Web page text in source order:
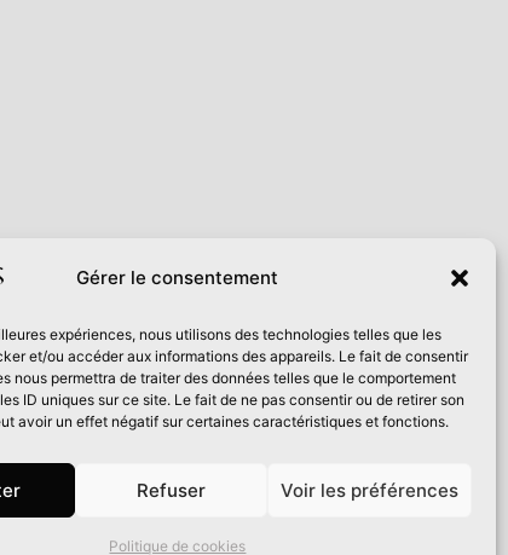
Gérer le consentement
expériences, nous utilisons des technologies telles que les
et/ou accéder aux informations des appareils. Le fait de consentir
nous permettra de traiter des données telles que le comportement
ID uniques sur ce site. Le fait de ne pas consentir ou de retirer son
avoir un effet négatif sur certaines caractéristiques et fonctions.
Refuser Voir les préférences
Politique de cookies
du Contrat de filière Livre 2024